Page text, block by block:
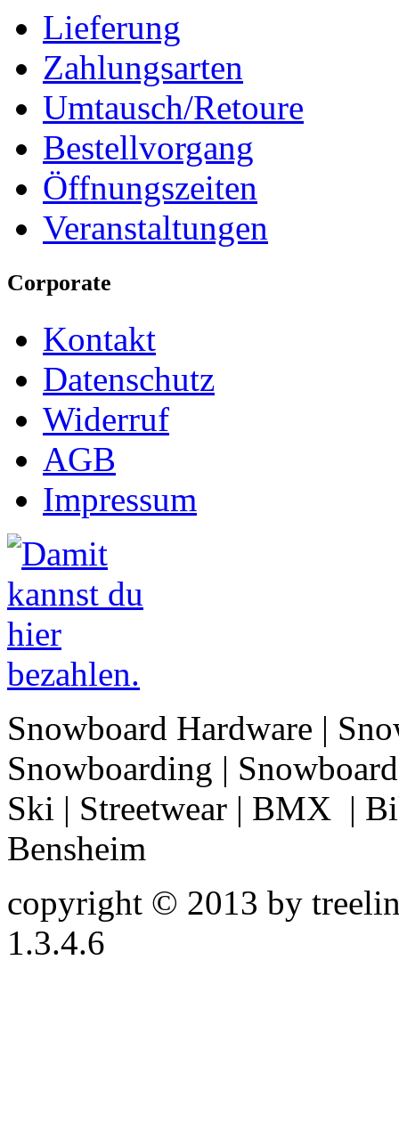
Lieferung
Zahlungsarten
Umtausch/Retoure
Bestellvorgang
Öffnungszeiten
Veranstaltungen
Corporate
Kontakt
Datenschutz
Widerruf
AGB
Impressum
Snowboard Hardware |
Snowboarding |
Ski | Streetwear | BMX |
Bensheim
copyright © 2013 by
1.3.4.6